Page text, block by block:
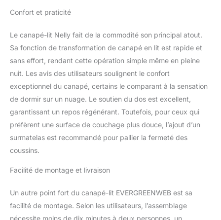
confort.
Matériaux de
Qualité : Ce canapé est
fabriqué avec un tissu
doux et un rembourrage
confortable, garantissant
une expérience d'assise
agréable et relaxante. Le
facile à nettoyer,
résistant à l'abrasion et
conserve son aspect au
NELLY - Dimensions :
cm, Profondeur 90 cm,
lit ouvert - Longueur 185
Confort et praticité
Le canapé-lit Nelly fait de la commodité son principal atout.
Sa fonction de transformation de canapé en lit est rapide et
sans effort, rendant cette opération simple même en pleine
nuit. Les avis des utilisateurs soulignent le confort
exceptionnel du canapé, certains le comparant à la sensation
de dormir sur un nuage. Le soutien du dos est excellent,
garantissant un repos régénérant. Toutefois, pour ceux qui
préfèrent une surface de couchage plus douce, l’ajout d’un
surmatelas est recommandé pour pallier la fermeté des
coussins.
Facilité de montage et livraison
Un autre point fort du canapé-lit EVERGREENWEB est sa
facilité de montage. Selon les utilisateurs, l’assemblage